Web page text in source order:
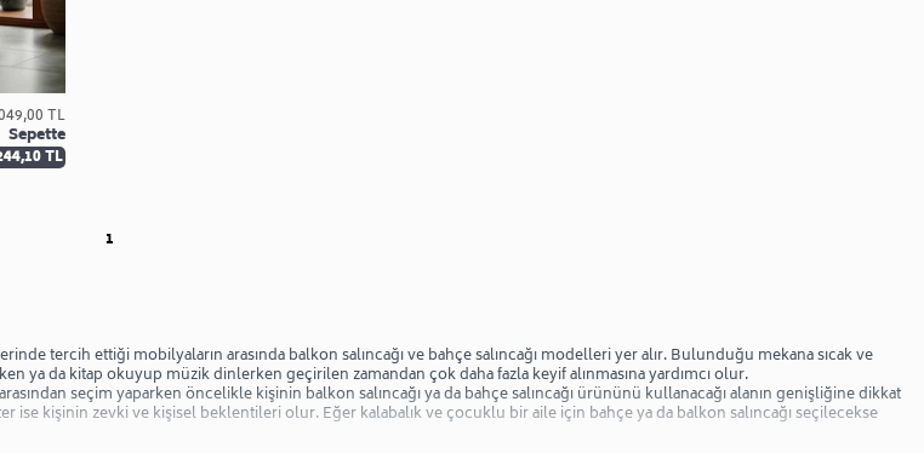
TL
Sepette
TL
1
tercih ettiği mobilyaların arasında balkon salıncağı ve bahçe salıncağı modelleri yer alır. Bulunduğu mekana sıcak ve
ya da kitap okuyup müzik dinlerken geçirilen zamandan çok daha fazla keyif alınmasına yardımcı olur.
seçim yaparken öncelikle kişinin balkon salıncağı ya da bahçe salıncağı ürününü kullanacağı alanın genişliğine dikkat
kişinin zevki ve kişisel beklentileri olur. Eğer kalabalık ve çocuklu bir aile için bahçe ya da balkon salıncağı seçilecekse